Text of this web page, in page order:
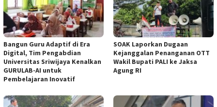
Bangun Guru Adaptif di Era
Digital, Tim Pengabdian
Universitas Sriwijaya Kenalkan
GURULAB-AI untuk
Pembelajaran Inovatif
SOAK Laporkan Dugaan
Kejanggalan Penanganan OTT
Wakil Bupati PALI ke Jaksa
Agung RI